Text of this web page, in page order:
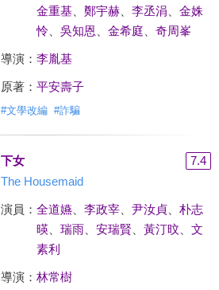
金重基、 鄭宇赫、 李丞涓
金姝
怜、 吳知恩 金希庭 奇周峯
導演： 李胤基
原著： 平安壽子
#文學改編 #詐騙
下女
7.4
The Housemaid
演員： 全道嬿、 李政宰、 尹汝貞、 朴志
暎
瑞雨、 安瑞賢 黃汀旼
文
素利
導演： 林常樹